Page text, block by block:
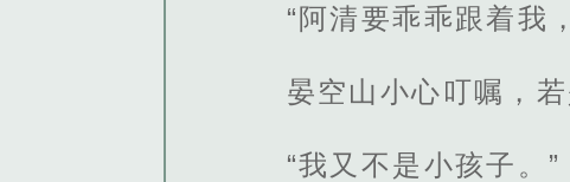
“阿清要乖乖跟着我
晏空山小心叮嘱，
“我又不是小孩子。”